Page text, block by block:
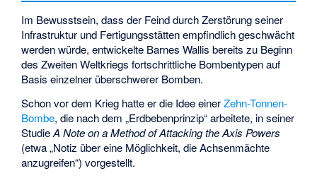
Im Bewusstsein, dass der Feind durch Zerstörung seiner
Infrastruktur und Fertigungsstätten empfindlich geschwächt
werden würde, entwickelte Barnes Wallis bereits zu Beginn
des Zweiten Weltkriegs fortschrittliche Bombentypen auf
Basis einzelner überschwerer Bomben.
Schon vor dem Krieg hatte er die Idee einerZehn-Tonnen-
Bombe, die nach dem „Erdbebenprinzip“ arbeitete, in seiner
StudieA Note on a Method of Attacking the Axis Powers
(etwa „Notiz über eine Möglichkeit, die Achsenmächte
anzugreifen“) vorgestellt.